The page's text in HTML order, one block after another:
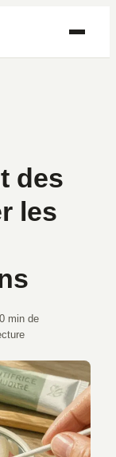
des
les
min de